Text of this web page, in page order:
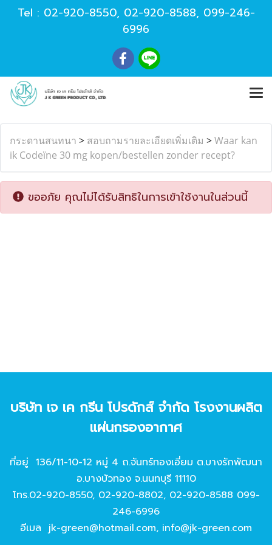
Tel : 02-920-8550, 02-920-8588, 099-246-
6996
กระดานสนทนา > สอบถามรายละเอียดเพิ่มเติม >Waar kan
ik Codeïne 30 mg kopen/bestellen zonder recept?
ขออภัย คุณไม่ได้รับสิทธิในการเข้าใช้งานในส่วนนี้
บริษัท เจ เค กรีน โปรดักส์ จํากัด โรงงานผลิต
แผ่นกรองอากาศ
ที่อยู่ 136/11-10-12 หมู่ 4 ถ.จันทร์ทองเอี่ยม ต.บางรักพัฒนา
อ.บางบัวทอง จ.นนทบุรี 11110
โทร.02-920-8550, 02-920-8802, 02-920-8588 099-
246-6996
อีเมล jk-green@hotmail.com, info@jk-green.com